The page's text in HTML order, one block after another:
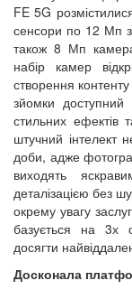
FE 5G
сенсори по 12 Мп
також 8 Мп
набір камер
створення
зйомки
стильних ефектів
штучний інтелект
доби, адже
виходять
деталізацією без
окрему увагу
базується на 3х
досягти
Досконала